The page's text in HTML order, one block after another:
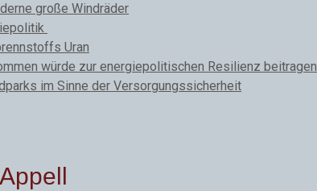
große Windräder
Uran
würde zur energiepolitischen Resilienz beitragen
im Sinne der Versorgungssicherheit